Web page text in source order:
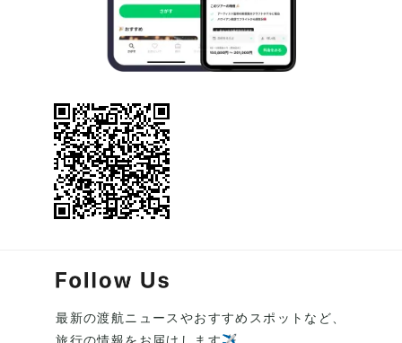
最新の渡航ニュースやおすすめスポットなど、